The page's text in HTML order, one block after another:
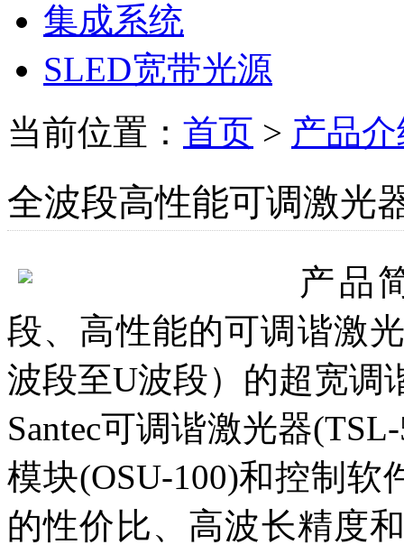
集成系统
SLED宽带光源
当前位置： 首页 > 产品
全波段高性能可调激光
产品
段、高性能的可调谐激
波段至U波段）的超宽调
Santec可调谐激光器
模块(OSU-100)和控制
的性价比、高波长精度